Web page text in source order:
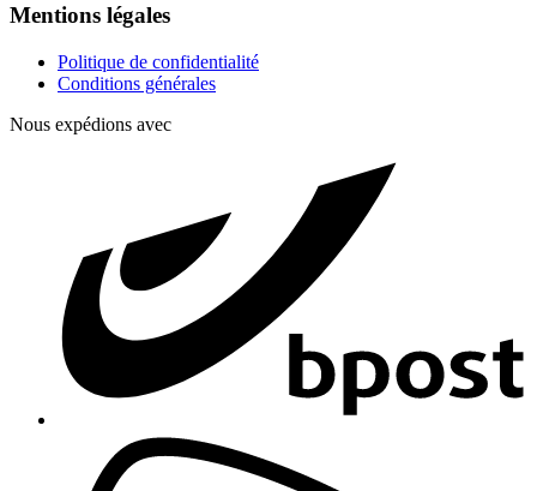
Mentions légales
Politique de confidentialité
Conditions générales
Nous expédions avec